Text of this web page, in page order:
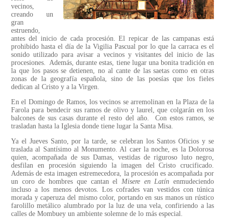
vecinos,
creando un
gran
estruendo,
antes del inicio de cada procesión. El repicar de las campanas está
prohibido hasta el día de la Vigilia Pascual por lo que la carraca es el
sonido utilizado para avisar a vecinos y visitantes del inicio de las
procesiones. Además, durante estas, tiene lugar una bonita tradición en
la que los pasos se detienen, no al cante de las saetas como en otras
zonas de la geografía española, sino de las poesías que los fieles
dedican al Cristo y a la Virgen.
En el Domingo de Ramos, los vecinos se arremolinan en la Plaza de la
Farola para bendecir sus ramos de olivo y laurel, que colgarán en los
balcones de sus casas durante el resto del año. Con estos ramos, se
trasladan hasta la Iglesia donde tiene lugar la Santa Misa.
Ya el Jueves Santo, por la tarde, se celebran los Santos Oficios y se
traslada al Santísimo al Monumento. Al caer la noche, es la Dolorosa
quien, acompañada de sus Damas, vestidas de riguroso luto negro,
desfilan en procesión siguiendo la imagen del Cristo crucificado.
Además de esta imagen estremecedora, la procesión es acompañada por
un coro de hombres que cantan el Misere en Latín enmudeciendo
incluso a los menos devotos. Los cofrades van vestidos con túnica
morada y caperuza del mismo color, portando en sus manos un rústico
farolillo metálico alumbrado por la luz de una vela, confiriendo a las
calles de Mombuey un ambiente solemne de lo más especial.